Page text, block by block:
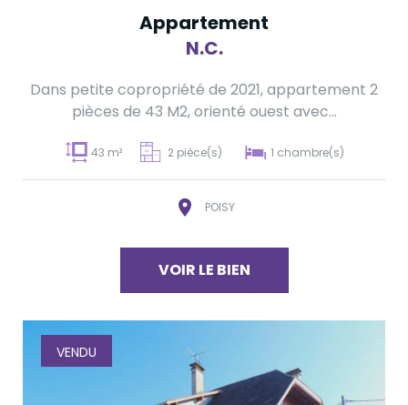
Appartement
N.C.
Dans petite copropriété de 2021, appartement 2
pièces de 43 M2, orienté ouest avec...
43 m² 2 pièce(s) 1 chambre(s)
POISY
VOIR LE BIEN
VENDU